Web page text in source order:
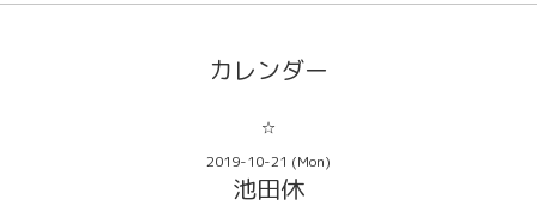
カレンダー
☆
2019-10-21 (Mon)
池田休